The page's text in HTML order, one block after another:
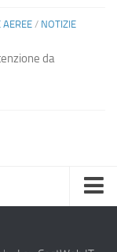
/ NOTIZIE
da